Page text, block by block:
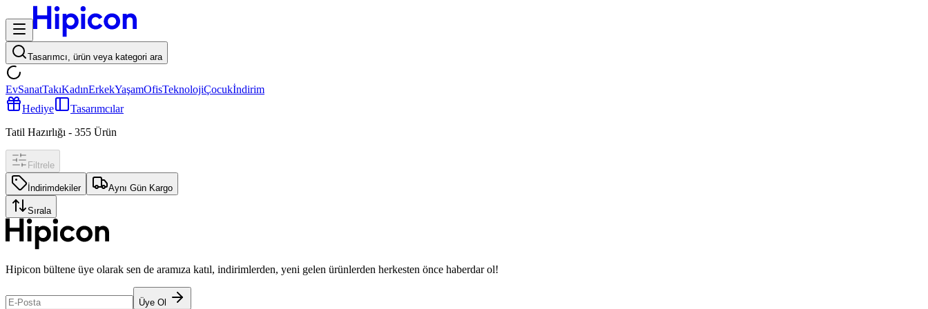
Tasarımcı, ürün veya kategori ara
EvSanatTakıKadınErkekYaşamOfisTeknolojiÇocukİndirim
Hediye
Tasarımcılar
Tatil Hazırlığı - 355 Ürün
Filtrele
İndirimdekiler Aynı Gün Kargo
Sırala
Hipicon bültene üye olarak sen de aramıza katıl, indirimlerden, yeni gelen ürünlerden herkesten önce haberdar ol!
Üye Ol